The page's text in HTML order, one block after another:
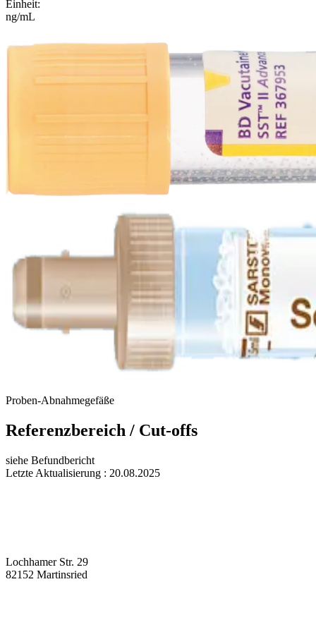
Einheit:
ng/mL
Proben-Abnahmegefäße
Referenzbereich / Cut-offs
siehe Befundbericht
Letzte Aktualisierung : 20.08.2025
Lochhamer Str. 29
82152 Martinsried